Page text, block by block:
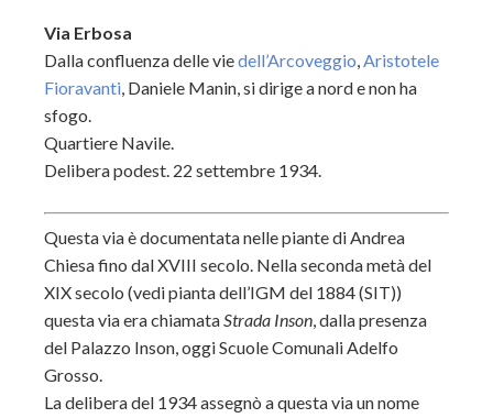
Via Erbosa
Dalla confluenza delle viedell’Arcoveggio,Aristotele
Fioravanti, Daniele Manin, si dirige a nord e non ha
sfogo.
Quartiere Navile.
Delibera podest. 22 settembre 1934.
Questa via è documentata nelle piante di Andrea
Chiesa fino dal XVIII secolo. Nella seconda metà del
XIX secolo (vedi pianta dell’IGM del 1884 (SIT))
questa via era chiamataStrada Inson, dalla presenza
del Palazzo Inson, oggi Scuole Comunali Adelfo
Grosso.
La delibera del 1934 assegnò a questa via un nome